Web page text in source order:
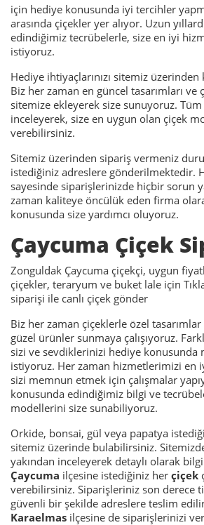
için hediye konusunda iyi tercihler
arasında çiçekler yer alıyor. Uzun
edindiğimiz tecrübelerle, size en iyi
istiyoruz.
Hediye ihtiyaçlarınızı sitemiz
Biz her zaman en güncel tasarımları
sitemize ekleyerek size sunuyoruz.
inceleyerek, size en uygun olan çiçek
verebilirsiniz.
Sitemiz üzerinden sipariş vermeniz
istediğiniz adreslere gönderilmektedir.
sayesinde siparişlerinizde hiçbir sorun
zaman kaliteye öncülük eden firma
konusunda size yardımcı oluyoruz.
Çaycuma Çiçek
Zonguldak Çaycuma çiçekçi, uygun
çiçekler, teraryum ve buket lale için
siparişi ile canlı çiçek gönder
Biz her zaman çiçeklerle özel tasarımlar
güzel ürünler sunmaya çalışıyoruz.
sizi ve sevdiklerinizi hediye konusunda
istiyoruz. Her zaman hizmetlerimizi en
sizi memnun etmek için çalışmalar
konusunda edindiğimiz bilgi ve
modellerini size sunabiliyoruz.
Orkide, bonsai, gül veya papatya
sitemiz üzerinde bulabilirsiniz.
yakından inceleyerek detaylı olarak
Çaycuma ilçesine istediğiniz her çiçek
verebilirsiniz. Siparişleriniz son derece
güvenli bir şekilde adreslere teslim
Karaelmas ilçesine de siparişlerinizi